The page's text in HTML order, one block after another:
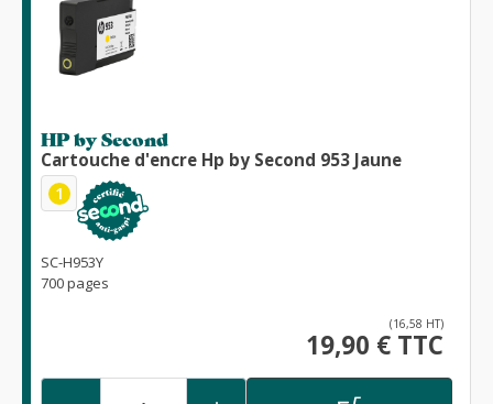
HP by Second
Cartouche d'encre Hp by Second 953 Jaune
1
SC-H953Y
700 pages
(16,58 HT)
19,90 € TTC